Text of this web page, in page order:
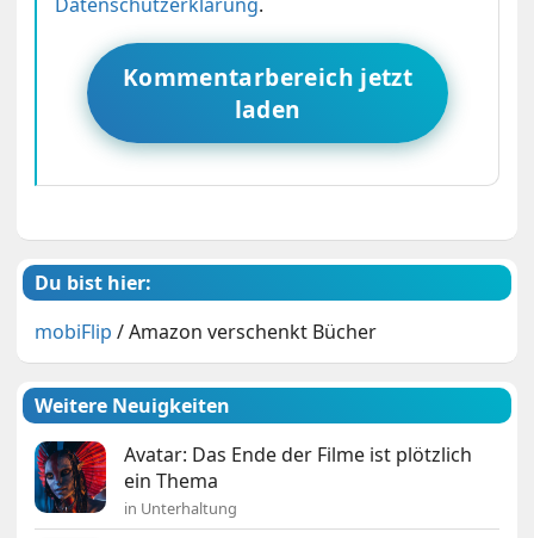
Kommentarbereich jetzt
laden
Du bist hier:
mobiFlip /Amazon verschenkt Bücher
Weitere Neuigkeiten
Avatar: Das Ende der Filme ist plötzlich
ein Thema
in Unterhaltung